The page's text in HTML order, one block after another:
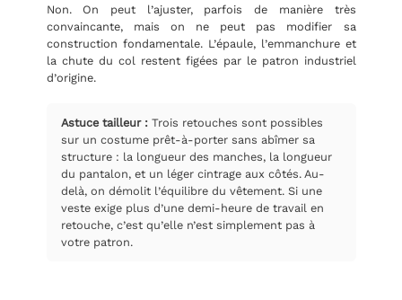
Non. On peut l’ajuster, parfois de manière très
convaincante, mais on ne peut pas modifier sa
construction fondamentale. L’épaule, l’emmanchure et
la chute du col restent figées par le patron industriel
d’origine.
Astuce tailleur :Trois retouches sont possibles
sur un costume prêt-à-porter sans abîmer sa
structure : la longueur des manches, la longueur
du pantalon, et un léger cintrage aux côtés. Au-
delà, on démolit l’équilibre du vêtement. Si une
veste exige plus d’une demi-heure de travail en
retouche, c’est qu’elle n’est simplement pas à
votre patron.